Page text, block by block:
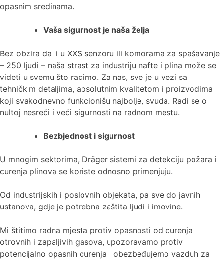
opasnim sredinama.
Vaša sigurnost je naša želja
Bez obzira da li u XXS senzoru ili komorama za spašavanje
– 250 ljudi – naša strast za industriju nafte i plina može se
videti u svemu što radimo. Za nas, sve je u vezi sa
tehničkim detaljima, apsolutnim kvalitetom i proizvodima
koji svakodnevno funkcionišu najbolje, svuda. Radi se o
nultoj nesreći i veći sigurnosti na radnom mestu.
Bezbjednost i sigurnost
U mnogim sektorima, Dräger sistemi za detekciju požara i
curenja plinova se koriste odnosno primenjuju.
Od industrijskih i poslovnih objekata, pa sve do javnih
ustanova, gdje je potrebna zaštita ljudi i imovine.
Mi štitimo radna mjesta protiv opasnosti od curenja
otrovnih i zapaljivih gasova, upozoravamo protiv
potencijalno opasnih curenja i obezbeđujemo vazduh za